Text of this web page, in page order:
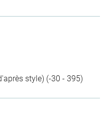
style) (-30 - 395)